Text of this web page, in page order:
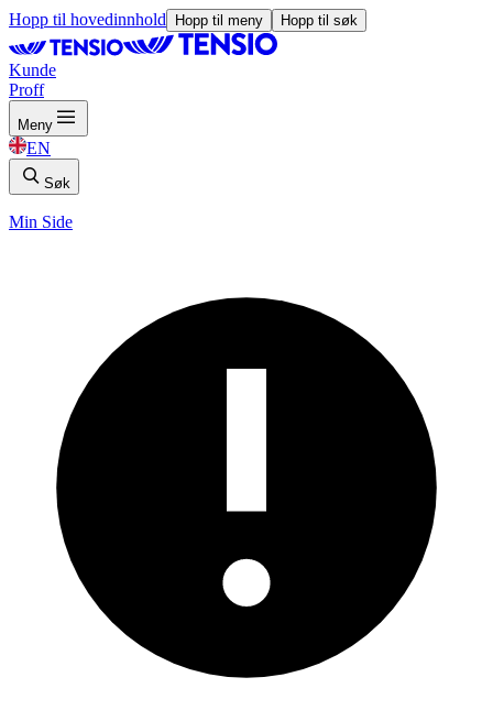
Hopp til hovedinnhold Hopp til meny Hopp til søk
Kunde
Proff
Meny
EN
Søk
Min Side